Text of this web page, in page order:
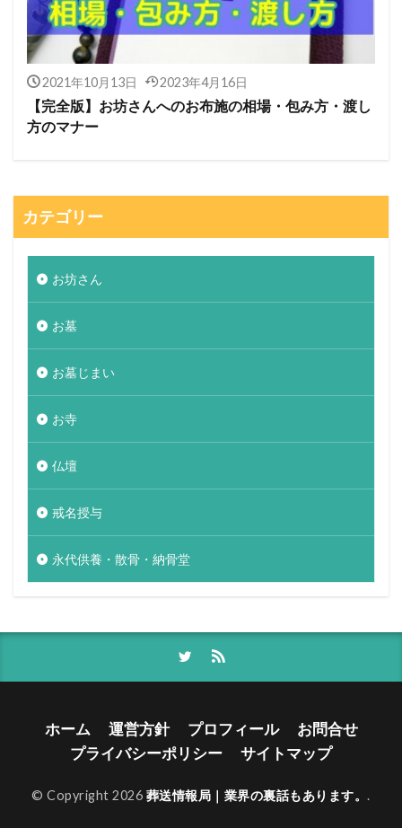
2021年10月13日 2023年4月16日
【完全版】お坊さんへのお布施の相場・包み方・渡し
方のマナー
カテゴリー
お坊さん
お墓
お墓じまい
お寺
仏壇
戒名授与
永代供養・散骨・納骨堂
ホーム 運営方針 プロフィール
お問合せ
プライバシーポリシー
サイトマップ
© Copyright 2026 葬送情報局｜業界の裏話もあります。.